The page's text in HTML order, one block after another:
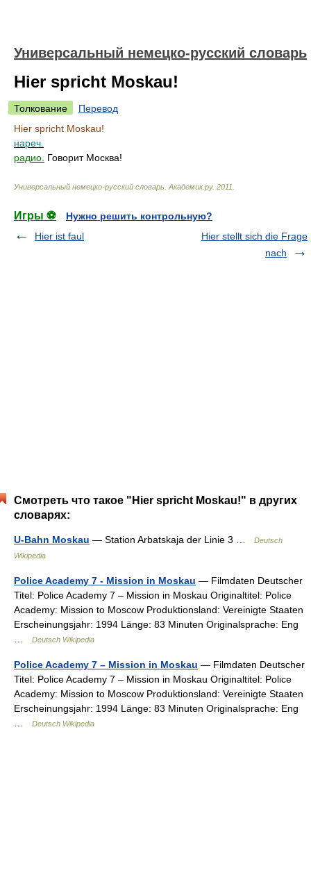
Универсальный немецко-русский словарь
Hier spricht Moskau!
Толкование
Перевод
Hier spricht Moskau!
нареч.
радио. Говорит Москва!
Универсальный немецко-русский словарь Академик.ру. 2011
Игры ⚽
Нужно решить контрольную?
Hier ist faul
Hier stellt sich die Frage
nach
Смотреть что такое "Hier spricht Moskau!" в других
словарях:
U-Bahn Moskau — Station Arbatskaja der Linie 3 …
Deutsch
Wikipedia
Police Academy 7 - Mission in Moskau — Filmdaten Deutscher
Titel: Police Academy 7 – Mission in Moskau Originaltitel: Police
Academy: Mission to Moscow Produktionsland: Vereinigte Staaten
Erscheinungsjahr: 1994 Länge: 83 Minuten Originalsprache: Eng
Deutsch Wikipedia
Police Academy 7 – Mission in Moskau — Filmdaten Deutscher
Titel: Police Academy 7 – Mission in Moskau Originaltitel: Police
Academy: Mission to Moscow Produktionsland: Vereinigte Staaten
Erscheinungsjahr: 1994 Länge: 83 Minuten Originalsprache: Eng
Deutsch Wikipedia